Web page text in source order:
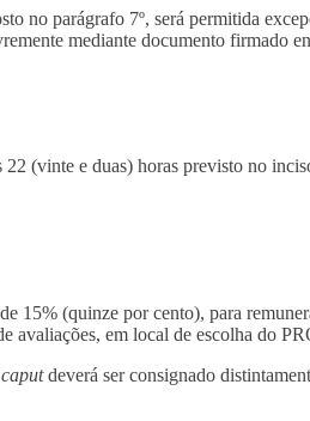
no parágrafo 7º, será permitida
mediante documento firmado
(vinte e duas) horas previsto no
15% (quinze por cento), para
avaliações, em local de escolha do
caputdeverá ser consignado